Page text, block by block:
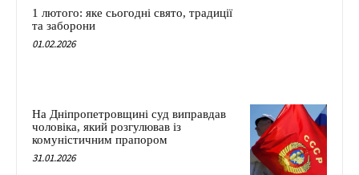
1 лютого: яке сьогодні свято, традиції
та заборони
01.02.2026
На Дніпропетровщині суд виправдав
чоловіка, який розгулював із
комуністичним прапором
31.01.2026